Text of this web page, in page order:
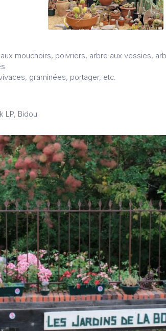
mouchoirs, poivriers, arbre aux vessies,
graminées, portager, etc.
LP, Bidou